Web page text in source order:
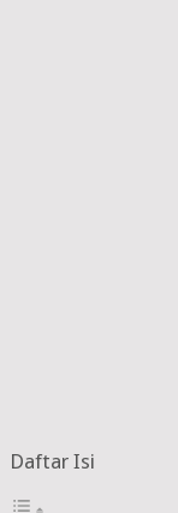
Daftar Isi